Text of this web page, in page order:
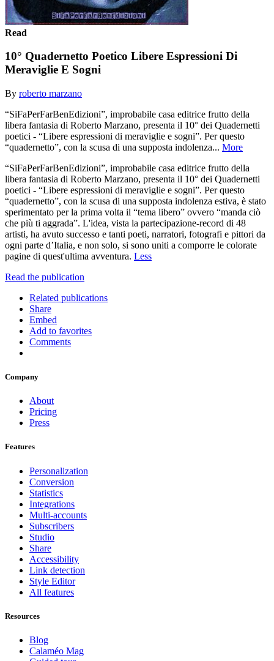
Read
10° Quadernetto Poetico Libere Espressioni Di
Meraviglie E Sogni
By roberto marzano
“SiFaPerFarBenEdizioni”, improbabile casa editrice frutto della
libera fantasia di Roberto Marzano, presenta il 10° dei Quadernetti
poetici - “Libere espressioni di meraviglie e sogni”. Per questo
“quadernetto”, con la scusa di una supposta indolenza... More
“SiFaPerFarBenEdizioni”, improbabile casa editrice frutto della
libera fantasia di Roberto Marzano, presenta il 10° dei Quadernetti
poetici - “Libere espressioni di meraviglie e sogni”. Per questo
“quadernetto”, con la scusa di una supposta indolenza estiva, è stato
sperimentato per la prima volta il “tema libero” ovvero “manda ciò
che più ti aggrada”. L'idea, vista la partecipazione-record di 48
artisti, ha avuto successo e tanti poeti, narratori, fotografi e pittori da
ogni parte d’Italia, e non solo, si sono uniti a comporre le colorate
pagine di quest'ultima avventura. Less
Read the publication
Related publications
Share
Embed
Add to favorites
Comments
Company
About
Pricing
Press
Features
Personalization
Conversion
Statistics
Integrations
Multi-accounts
Subscribers
Studio
Share
Accessibility
Link detection
Style Editor
All features
Resources
Blog
Calaméo Mag